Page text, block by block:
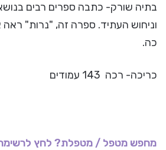
בתיה שורק- כתבה ספרים רבים
וניחוש העתיד. ספרה זה, "נרות"
כה.
כריכה- רכה 143 עמודים
מחפש מטפל / מטפלת? לחץ